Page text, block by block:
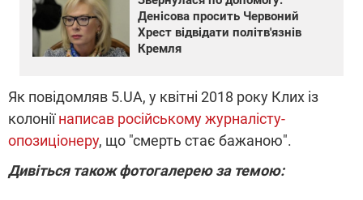
Денісова просить Червоний
Хрест відвідати політв'язнів
Кремля
Як повідомляв 5.UA, у квітні 2018 року Клих із
колоніїнаписав російському журналісту-
опозиціонеру, що "смерть стає бажаною".
Дивіться також фотогалерею за темою: